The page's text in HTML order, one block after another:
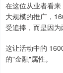
在这位从业者看
大规模的推广，
受追捧，而是因为
这让活动中的
的"金融"属性。